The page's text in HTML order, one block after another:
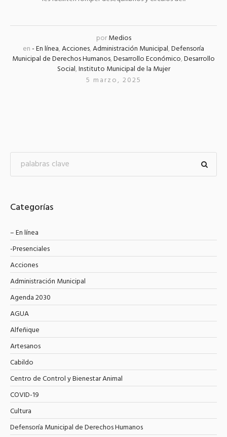
porMedios
en- En línea,Acciones,Administración Municipal,Defensoría
Municipal de Derechos Humanos,Desarrollo Económico,Desarrollo
Social,Instituto Municipal de la Mujer
5 marzo, 2025
Categorías
– En línea
-Presenciales
Acciones
Administración Municipal
Agenda 2030
AGUA
Alfeñique
Artesanos
Cabildo
Centro de Control y Bienestar Animal
COVID-19
Cultura
Defensoría Municipal de Derechos Humanos